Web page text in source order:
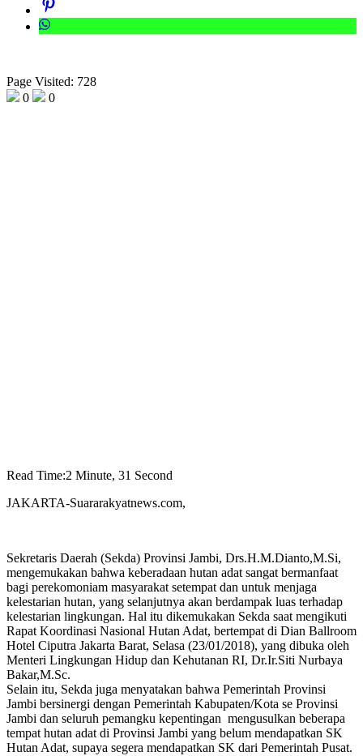
Page Visited: 728
0
0
Read Time:2 Minute, 31 Second
JAKARTA-Suararakyatnews.com,
Sekretaris Daerah (Sekda) Provinsi Jambi, Drs.H.M.Dianto,M.Si,
mengemukakan bahwa keberadaan hutan adat sangat bermanfaat
bagi perekomoniam masyarakat setempat dan untuk menjaga
kelestarian hutan, yang selanjutnya akan berdampak luas terhadap
kelestarian lingkungan. Hal itu dikemukakan Sekda saat mengikuti
Rapat Koordinasi Nasional Hutan Adat, bertempat di Dian Ballroom
Hotel Ciputra Jakarta Barat, Selasa (23/01/2018), yang dibuka oleh
Menteri Lingkungan Hidup dan Kehutanan RI, Dr.Ir.Siti Nurbaya
Bakar,M.Sc.
Selain itu, Sekda juga menyatakan bahwa Pemerintah Provinsi
Jambi bersinergi dengan Pemerintah Kabupaten/Kota se Provinsi
Jambi dan seluruh pemangku kepentingan mengusulkan beberapa
tempat hutan adat di Provinsi Jambi yang belum mendapatkan SK
Hutan Adat, supaya segera mendapatkan SK dari Pemerintah Pusat.